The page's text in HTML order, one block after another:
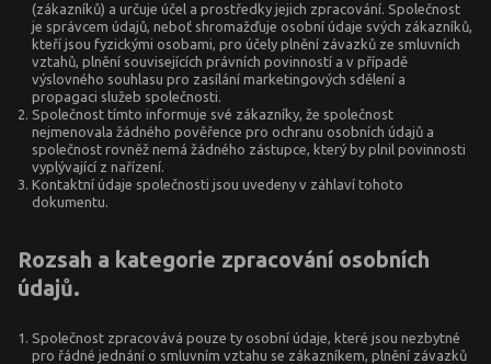
(zákazníků) a určuje účel a prostředky jejich zpracování. Společnost
je správcem údajů, neboť shromažďuje osobní údaje svých zákazníků,
kteří jsou fyzickými osobami, pro účely plnění závazků ze smluvních
vztahů, plnění souvisejících právních povinností a v případě
výslovného souhlasu pro zasílání marketingových sdělení a
propagaci služeb společnosti.
Společnost tímto informuje své zákazníky, že společnost
nejmenovala žádného pověřence pro ochranu osobních údajů a
společnost rovněž nemá žádného zástupce, který by plnil povinnosti
vyplývající z nařízení.
Kontaktní údaje společnosti jsou uvedeny v záhlaví tohoto
dokumentu.
Rozsah a kategorie zpracování osobních
údajů.
Společnost zpracovává pouze ty osobní údaje, které jsou nezbytné
pro řádné jednání o smluvním vztahu se zákazníkem, plnění závazků